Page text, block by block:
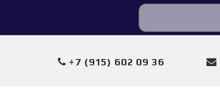
+7 (915) 602 09 36